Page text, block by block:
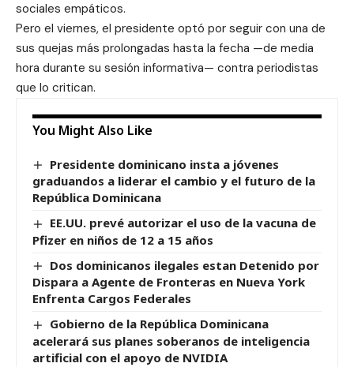
sociales empáticos.
Pero el viernes, el presidente optó por seguir con una de
sus quejas más prolongadas hasta la fecha —de media
hora durante su sesión informativa— contra periodistas
que lo critican.
You Might Also Like
Presidente dominicano insta a jóvenes
graduandos a liderar el cambio y el futuro de la
República Dominicana
EE.UU. prevé autorizar el uso de la vacuna de
Pfizer en niños de 12 a 15 años
Dos dominicanos ilegales estan Detenido por
Dispara a Agente de Fronteras en Nueva York
Enfrenta Cargos Federales
Gobierno de la República Dominicana
acelerará sus planes soberanos de inteligencia
artificial con el apoyo de NVIDIA